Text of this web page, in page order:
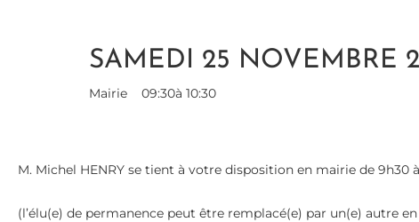
SAMEDI 25 NOVEMBRE
Mairie 09:30à 10:30
M. Michel HENRY se tient à votre disposition en mairie de 9h30 à
(l’élu(e) de permanence peut être remplacé(e) par un(e) autre